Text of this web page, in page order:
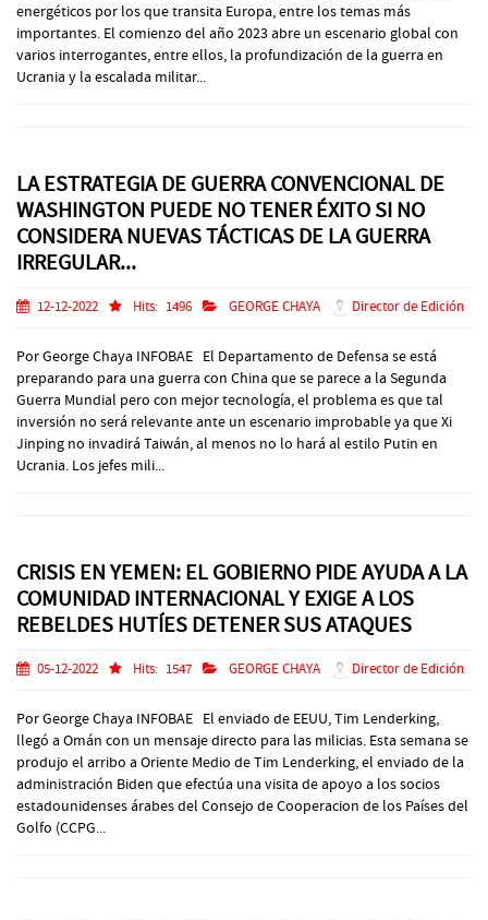
energéticos por los que transita Europa, entre los temas más
importantes. El comienzo del año 2023 abre un escenario global con
varios interrogantes, entre ellos, la profundización de la guerra en
Ucrania y la escalada militar...
LA ESTRATEGIA DE GUERRA CONVENCIONAL DE
WASHINGTON PUEDE NO TENER ÉXITO SI NO
CONSIDERA NUEVAS TÁCTICAS DE LA GUERRA
IRREGULAR...
12-12-2022 Hits: 1496 GEORGE CHAYA Director de Edición
Por George Chaya INFOBAE El Departamento de Defensa se está
preparando para una guerra con China que se parece a la Segunda
Guerra Mundial pero con mejor tecnología, el problema es que tal
inversión no será relevante ante un escenario improbable ya que Xi
Jinping no invadirá Taiwán, al menos no lo hará al estilo Putin en
Ucrania. Los jefes mili...
CRISIS EN YEMEN: EL GOBIERNO PIDE AYUDA A LA
COMUNIDAD INTERNACIONAL Y EXIGE A LOS
REBELDES HUTÍES DETENER SUS ATAQUES
05-12-2022 Hits: 1547 GEORGE CHAYA Director de Edición
Por George Chaya INFOBAE El enviado de EEUU, Tim Lenderking,
llegó a Omán con un mensaje directo para las milicias. Esta semana se
produjo el arribo a Oriente Medio de Tim Lenderking, el enviado de la
administración Biden que efectúa una visita de apoyo a los socios
estadounidenses árabes del Consejo de Cooperacion de los Países del
Golfo (CCPG...